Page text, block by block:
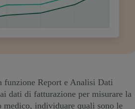
funzione Report e Analisi Dati
dati di fatturazione per misurare la
individuare quali sono le